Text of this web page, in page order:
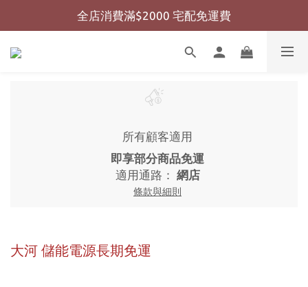
全店消費滿$999 超商免運費
全店消費滿$2000 宅配免運費
全店消費滿$999 超商免運費
所有顧客適用
即享部分商品免運
適用通路： 網店
條款與細則
大河 儲能電源長期免運